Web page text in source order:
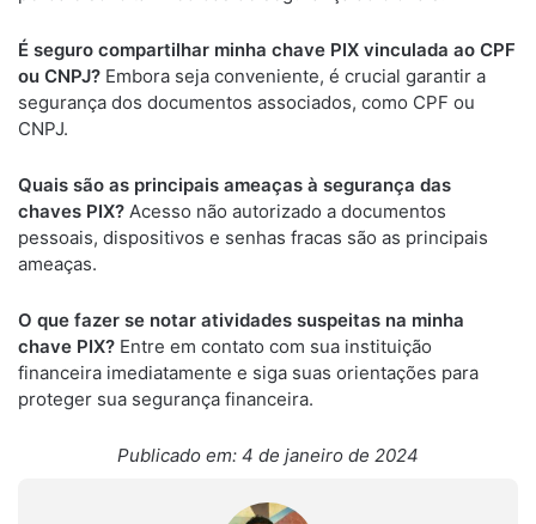
É seguro compartilhar minha chave PIX vinculada ao CPF
ou CNPJ? Embora seja conveniente, é crucial garantir a
segurança dos documentos associados, como CPF ou
CNPJ.
Quais são as principais ameaças à segurança das
chaves PIX? Acesso não autorizado a documentos
pessoais, dispositivos e senhas fracas são as principais
ameaças.
O que fazer se notar atividades suspeitas na minha
chave PIX? Entre em contato com sua instituição
financeira imediatamente e siga suas orientações para
proteger sua segurança financeira.
Publicado em: 4 de janeiro de 2024